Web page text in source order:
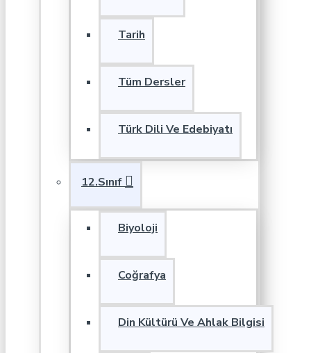
Tarih
Tüm Dersler
Türk Dili Ve Edebiyatı
12.Sınıf
Biyoloji
Coğrafya
Din Kültürü Ve Ahlak Bilgisi